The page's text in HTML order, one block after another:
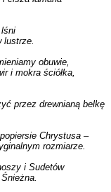
lustrze.
obuwie,
i mokra ściółka,
przez drewnianą belkę
Chrystusa –
rozmiarze.
i Sudetów